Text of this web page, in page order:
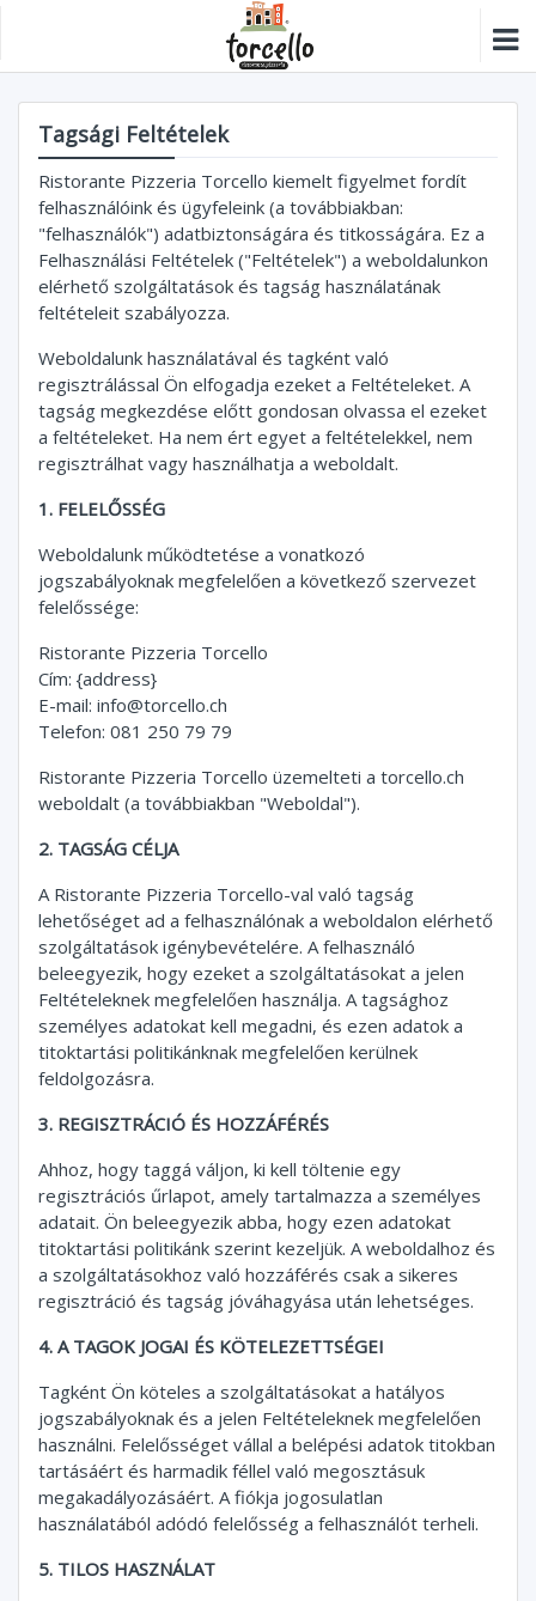
Tagsági Feltételek
Ristorante Pizzeria Torcello kiemelt figyelmet fordít
felhasználóink és ügyfeleink (a továbbiakban:
"felhasználók") adatbiztonságára és titkosságára. Ez a
Felhasználási Feltételek ("Feltételek") a weboldalunkon
elérhető szolgáltatások és tagság használatának
feltételeit szabályozza.
Weboldalunk használatával és tagként való
regisztrálással Ön elfogadja ezeket a Feltételeket. A
tagság megkezdése előtt gondosan olvassa el ezeket
a feltételeket. Ha nem ért egyet a feltételekkel, nem
regisztrálhat vagy használhatja a weboldalt.
1. FELELŐSSÉG
Weboldalunk működtetése a vonatkozó
jogszabályoknak megfelelően a következő szervezet
felelőssége:
Ristorante Pizzeria Torcello
Cím: {address}
E-mail: info@torcello.ch
Telefon: 081 250 79 79
Ristorante Pizzeria Torcello üzemelteti a torcello.ch
weboldalt (a továbbiakban "Weboldal").
2. TAGSÁG CÉLJA
A Ristorante Pizzeria Torcello-val való tagság
lehetőséget ad a felhasználónak a weboldalon elérhető
szolgáltatások igénybevételére. A felhasználó
beleegyezik, hogy ezeket a szolgáltatásokat a jelen
Feltételeknek megfelelően használja. A tagsághoz
személyes adatokat kell megadni, és ezen adatok a
titoktartási politikánknak megfelelően kerülnek
feldolgozásra.
3. REGISZTRÁCIÓ ÉS HOZZÁFÉRÉS
Ahhoz, hogy taggá váljon, ki kell töltenie egy
regisztrációs űrlapot, amely tartalmazza a személyes
adatait. Ön beleegyezik abba, hogy ezen adatokat
titoktartási politikánk szerint kezeljük. A weboldalhoz és
a szolgáltatásokhoz való hozzáférés csak a sikeres
regisztráció és tagság jóváhagyása után lehetséges.
4. A TAGOK JOGAI ÉS KÖTELEZETTSÉGEI
Tagként Ön köteles a szolgáltatásokat a hatályos
jogszabályoknak és a jelen Feltételeknek megfelelően
használni. Felelősséget vállal a belépési adatok titokban
tartásáért és harmadik féllel való megosztásuk
megakadályozásáért. A fiókja jogosulatlan
használatából adódó felelősség a felhasználót terheli.
5. TILOS HASZNÁLAT